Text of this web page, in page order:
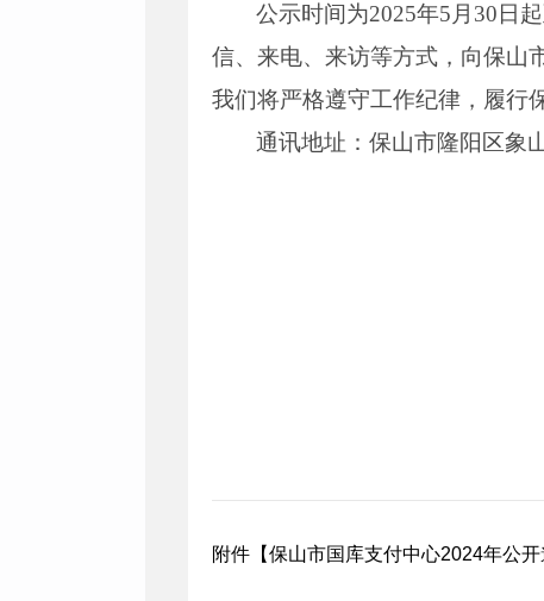
公示时间为2025年5月30日
信、来电、来访等方式，向保山
我们将严格遵守工作纪律，履行
通讯地址：保山市隆阳区象
附件【保山市国库支付中心2024年公